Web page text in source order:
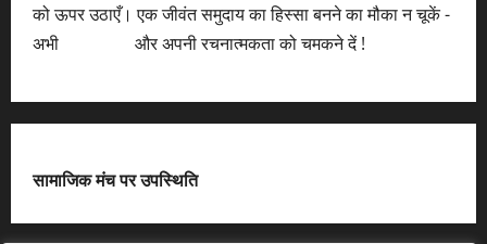
को ऊपर उठाएँ। एक जीवंत समुदाय का हिस्सा बनने का मौका न चूकें -
अभी
और अपनी रचनात्मकता को चमकने दें !
सामाजिक मंच पर उपस्थिति